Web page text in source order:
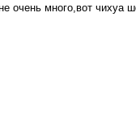
очень много,вот